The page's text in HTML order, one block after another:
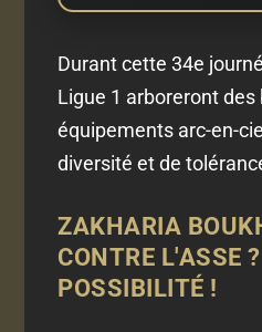
Durant cette 34e
Ligue 1 arboreront
équipements arc-en-
diversité et de
ZAKHARIA
CONTRE L'ASSE
POSSIBILITÉ !